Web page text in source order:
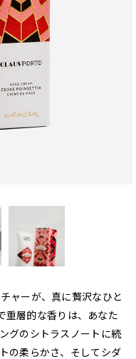
ャーが、真に贅沢なひと
重層的な香りは、あなた
グのシトラスノートに続
の柔らかさ、そしてシダ